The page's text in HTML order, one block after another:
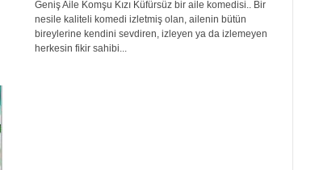
Geniş Aile Komşu Kızı Küfürsüz bir aile komedisi.. Bir
nesile kaliteli komedi izletmiş olan, ailenin bütün
bireylerine kendini sevdiren, izleyen ya da izlemeyen
herkesin fikir sahibi...